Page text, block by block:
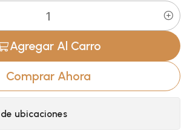
Agregar Al Carro
Comprar Ahora
ubicaciones